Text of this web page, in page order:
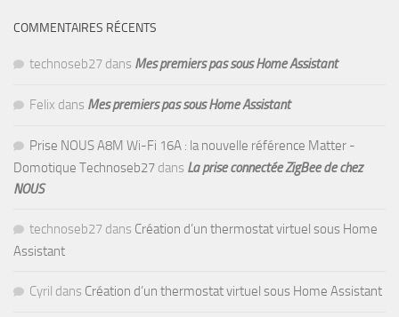
COMMENTAIRES RÉCENTS
technoseb27 dans Mes premiers pas sous Home Assistant
Felix dans Mes premiers pas sous Home Assistant
Prise NOUS A8M Wi-Fi 16A : la nouvelle référence Matter -
Domotique Technoseb27 dans La prise connectée ZigBee de chez
NOUS
technoseb27 dans Création d’un thermostat virtuel sous Home
Assistant
Cyril dans Création d’un thermostat virtuel sous Home Assistant